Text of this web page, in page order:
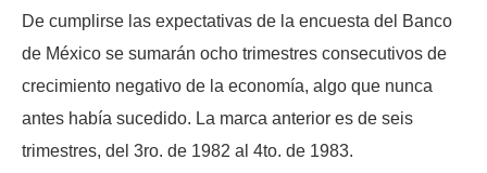
De cumplirse las expectativas de la encuesta del Banco
de México se sumarán ocho trimestres consecutivos de
crecimiento negativo de la economía, algo que nunca
antes había sucedido. La marca anterior es de seis
trimestres, del 3ro. de 1982 al 4to. de 1983.